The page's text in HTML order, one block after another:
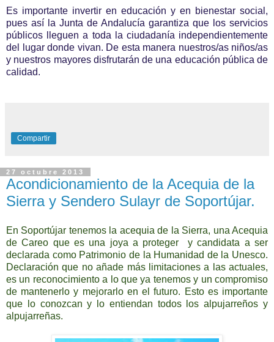
Es importante invertir en educación y en bienestar social,
pues así la Junta de Andalucía garantiza que los servicios
públicos lleguen a toda la ciudadanía independientemente
del lugar donde vivan. De esta manera nuestros/as niños/as
y nuestros mayores disfrutarán de una educación pública de
calidad.
Compartir
27 octubre 2013
Acondicionamiento de la Acequia de la
Sierra y Sendero Sulayr de Soportújar.
En Soportújar tenemos la acequia de la Sierra, una Acequia
de Careo que es una joya a proteger y candidata a ser
declarada como Patrimonio de la Humanidad de la Unesco.
Declaración que no añade más limitaciones a las actuales,
es un reconocimiento a lo que ya tenemos y un compromiso
de mantenerlo y mejorarlo en el futuro. Esto es importante
que lo conozcan y lo entiendan todos los alpujarreños y
alpujarreñas.